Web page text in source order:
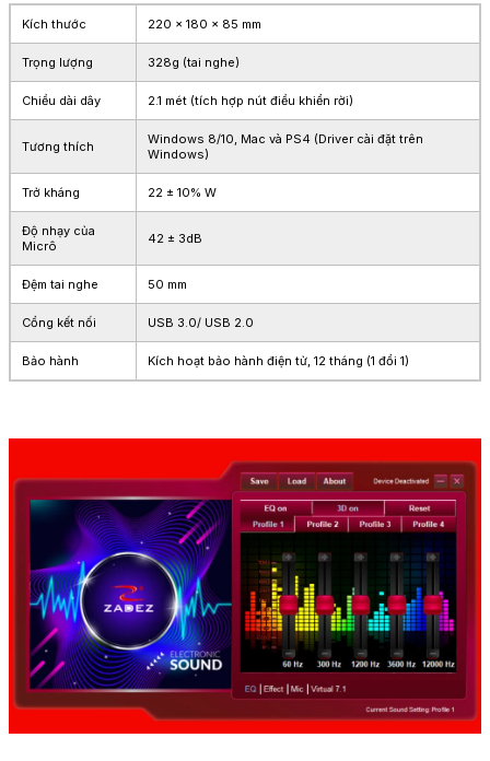
Kích thước 220 x 180 x 85 mm
Trọng lượng 328g (tai nghe)
Chiều dài dây 2.1 mét (tích hợp nút điều khiển rời)
Tương thích
Windows 8/10, Mac và PS4 (Driver cài đặt trên
Windows)
Trở kháng 22 ± 10% W
Độ nhạy của
Micrô
42 ± 3dB
Đệm tai nghe 50 mm
Cổng kết nối USB 3.0/ USB 2.0
Bảo hành Kích hoạt bảo hành điện tử, 12 tháng (1 đổi 1)